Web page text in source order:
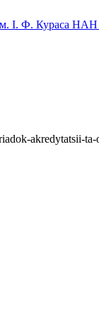
akredytatsii-